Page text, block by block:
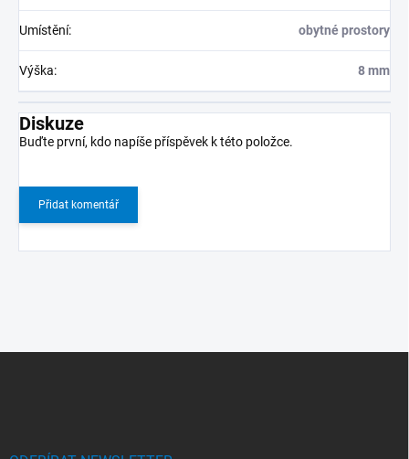
Umístění: obytné prostory
Výška: 8 mm
Diskuze
Buďte první, kdo napíše příspěvek k této položce.
Přidat komentář